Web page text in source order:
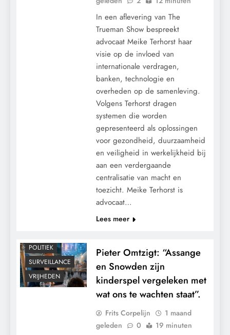
In een aflevering van The
Trueman Show bespreekt
advocaat Meike Terhorst haar
visie op de invloed van
internationale verdragen,
banken, technologie en
overheden op de samenleving.
Volgens Terhorst dragen
systemen die worden
gepresenteerd als oplossingen
voor gezondheid, duurzaamheid
en veiligheid in werkelijkheid bij
aan een verdergaande
centralisatie van macht en
toezicht. Meike Terhorst is
advocaat…
Lees meer
POLITIEK
SURVEILLANCE
VRIJHEDEN
Pieter Omtzigt: “Assange
en Snowden zijn
kinderspel vergeleken met
wat ons te wachten staat”.
Frits Corpelijn
1 maand
geleden
0 19 minuten